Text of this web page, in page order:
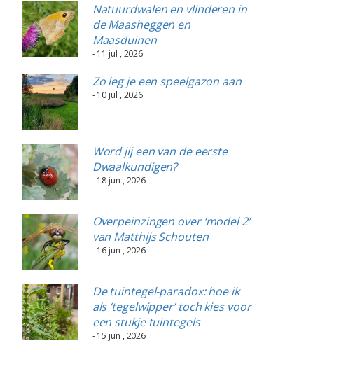
Natuurdwalen en vlinderen in
de Maasheggen en
Maasduinen
- 11 jul , 2026
Zo leg je een speelgazon aan
- 10 jul , 2026
Word jij een van de eerste
Dwaalkundigen?
- 18 jun , 2026
Overpeinzingen over ‘model 2’
van Matthijs Schouten
- 16 jun , 2026
De tuintegel-paradox: hoe ik
als ‘tegelwipper’ toch kies voor
een stukje tuintegels
- 15 jun , 2026